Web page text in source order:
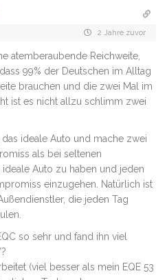
2 Jahre zuvor
atemberaubende Reichweite,
99% der Deutschen im Alltag
brauchen und die zwei Mal im
ist es nicht allzu schlimm zwei
ideale Auto und mache zwei
als bei seltenen
ideale Auto zu haben und jeden
einzugehen. Natürlich ist
die jeden Tag
so sehr und fand ihn viel
(viel besser als mein EQE 53